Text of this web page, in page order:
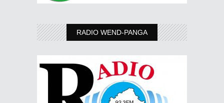
RADIO WEND-PANGA